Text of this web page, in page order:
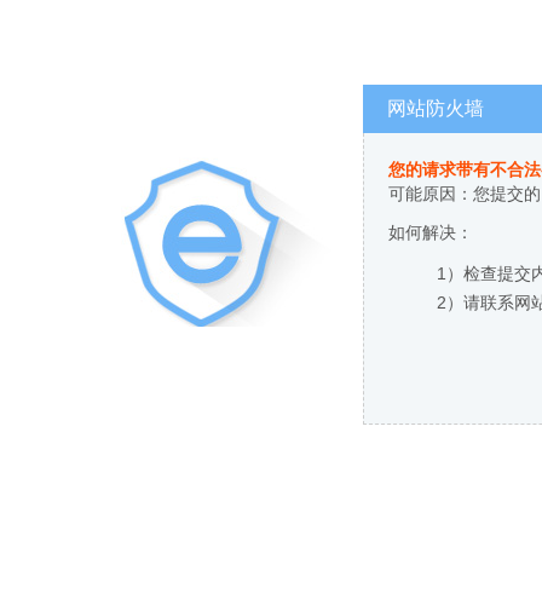
网站防火墙
您的请求带有不合
可能原因：您提交
如何解决：
1）检查提交
2）请联系网